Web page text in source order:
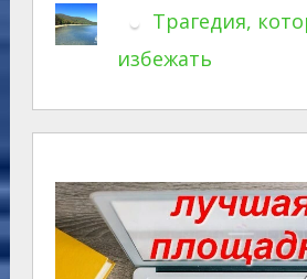
Трагедия,
избежать